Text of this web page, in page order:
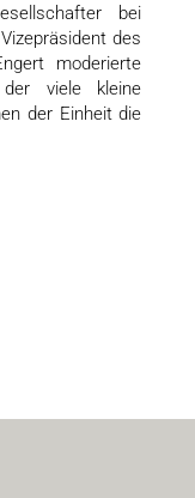
bei
des
moderierte
viele kleine
der Einheit die